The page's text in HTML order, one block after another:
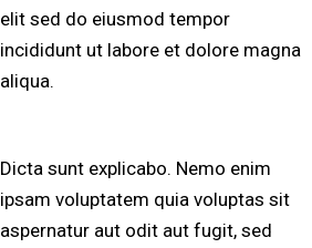
elit sed do eiusmod tempor
incididunt ut labore et dolore magna
aliqua.
Dicta sunt explicabo. Nemo enim
ipsam voluptatem quia voluptas sit
aspernatur aut odit aut fugit, sed